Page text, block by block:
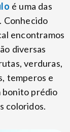
é uma das
Conhecido
encontramos
diversas
verduras,
temperos e
bonito prédio
coloridos.